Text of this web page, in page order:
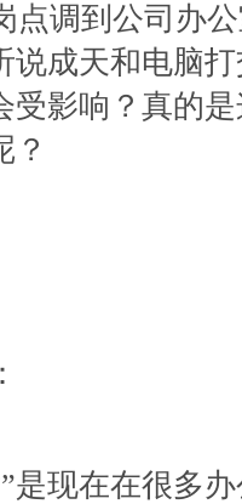
点调到公司办
说成天和电脑
受影响？真的
？
是现在在很多